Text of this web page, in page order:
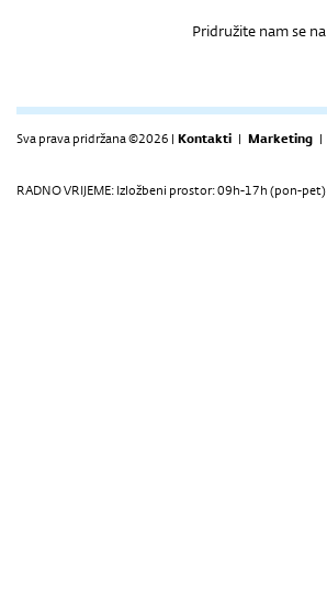
Pridružite nam se
Sva prava pridržana ©2026 | Kontakti | Marketing |
RADNO VRIJEME: Izložbeni prostor: 09h-17h (pon-